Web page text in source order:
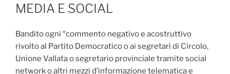
MEDIA E SOCIAL
Bandito ogni “commento negativo e acostruttivo
rivolto al Partito Democratico o ai segretari di Circolo,
Unione Vallata o segretario provinciale tramite social
network o altri mezzi d’informazione telematica e